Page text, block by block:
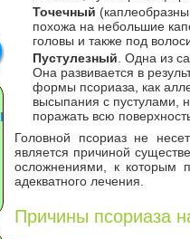
Точечный
похожа на небольшие
головы и также под
Пустулезный . Одна из
Она развивается в
формы псориаза, как
высыпания с пустулами,
поражать всю
Головной псориаз не
является причиной
осложнениями, к которым
адекватного лечения.
Причины псориаза